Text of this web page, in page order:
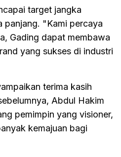
target jangka
panjang. "Kami percaya
Gading dapat membawa
yang sukses di industri
terima kasih
Abdul Hakim
pemimpin yang visioner,
kemajuan bagi